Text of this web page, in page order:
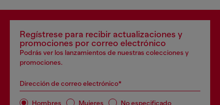
Regístrese para recibir actualizaciones y
promociones por correo electrónico
Podrás ver los lanzamientos de nuestras colecciones y
promociones.
Dirección de correo electrónico*
Hombres Mujeres No especificado